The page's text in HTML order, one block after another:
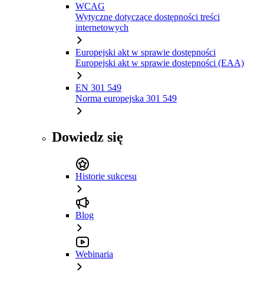
WCAG
Wytyczne dotyczące dostępności treści
internetowych
Europejski akt w sprawie dostępności
Europejski akt w sprawie dostępności (EAA)
EN 301 549
Norma europejska 301 549
Dowiedz się
Historie sukcesu
Blog
Webinaria